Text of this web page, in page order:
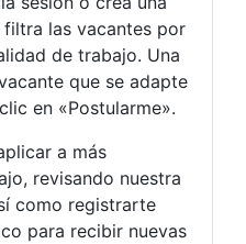
filtra las vacantes por
de trabajo. Una
que se adapte
en «Postularme».
a más
revisando nuestra
como registrarte
para recibir nuevas